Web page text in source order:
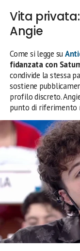
Vita
Angie
Come si legge su
fidanzata con
condivide la stessa
sostiene
profilo discreto.
punto di riferimento